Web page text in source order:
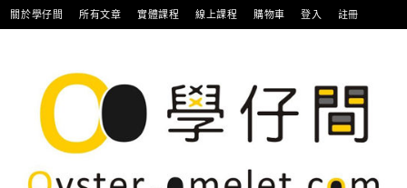
跳
至
關於學仔間 所有文章 實體課程 線上課程 購物車 登入 註冊